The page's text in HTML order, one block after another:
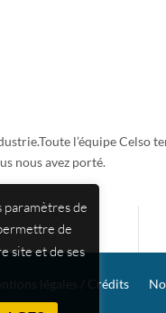
l’équipe Celso
nous avez porté.
légales / Crédits
paramètres de
de
site et de ses